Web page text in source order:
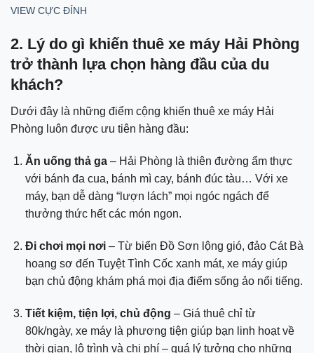
VIEW CỰC ĐỈNH
2. Lý do gì khiến thuê xe máy Hải Phòng
trở thành lựa chọn hàng đầu của du
khách?
Dưới đây là những điểm cộng khiến thuê xe máy Hải
Phòng luôn được ưu tiên hàng đầu:
Ăn uống thả ga– Hải Phòng là thiên đường ẩm thực
với bánh đa cua, bánh mì cay, bánh đúc tàu… Với xe
máy, bạn dễ dàng “lượn lách” mọi ngóc ngách để
thưởng thức hết các món ngon.
Đi chơi mọi nơi– Từ biển Đồ Sơn lộng gió, đảo Cát Bà
hoang sơ đến Tuyệt Tình Cốc xanh mát, xe máy giúp
bạn chủ động khám phá mọi địa điểm sống ảo nổi tiếng.
Tiết kiệm, tiện lợi, chủ động – Giá thuê chỉ từ
80k/ngày, xe máy là phương tiện giúp bạn linh hoạt về
thời gian, lộ trình và chi phí – quá lý tưởng cho những